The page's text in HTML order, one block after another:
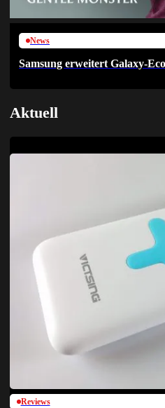
News
Samsung erweitert Galaxy-
Aktuell
Reviews